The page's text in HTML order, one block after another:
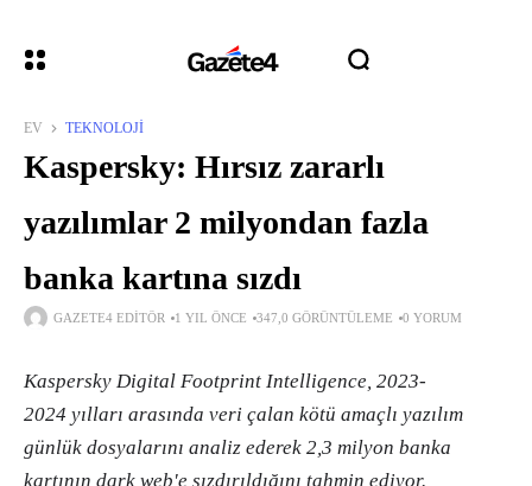
EV TEKNOLOJI
Kaspersky: Hırsız zararlı
yazılımlar 2 milyondan fazla
banka kartına sızdı
GAZETE4 EDITÖR 1 YIL ÖNCE 347,0 GÖRÜNTÜLEME 0 YORUM
Kaspersky Digital Footprint Intelligence, 2023-
2024 yılları arasında veri çalan kötü amaçlı yazılım
günlük dosyalarını analiz ederek 2,3 milyon banka
kartının dark web'e sızdırıldığını tahmin ediyor.